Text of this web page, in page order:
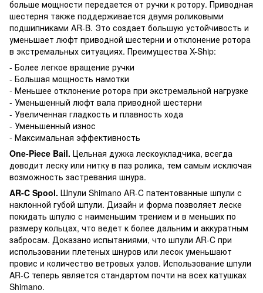
больше мощности передается от ручки к ротору. Приводная
шестерня также поддерживается двумя роликовыми
подшипниками AR-B. Это создает большую устойчивость и
уменьшает люфт приводной шестерни и отклонение ротора
в экстремальных ситуациях. Преимущества X-Ship:
- Более легкое вращение ручки
- Большая мощность намотки
- Меньшее отклонение ротора при экстремальной нагрузке
- Уменьшенный люфт вала приводной шестерни
- Увеличенная гладкость и плавность хода
- Уменьшенный износ
- Максимальная эффективность
One-Piece Bail. Цельная дужка лескоукладчика, всегда
доводит леску или нитку в паз ролика, тем самым исключая
возможность застревания шнура.
AR-C Spool. Шпули Shimano AR-C патентованные шпули с
наклонной губой шпули. Дизайн и форма позволяет леске
покидать шпулю с наименьшим трением и в меньших по
размеру кольцах, что ведет к более дальним и аккуратным
забросам. Доказано испытаниями, что шпули AR-C при
использовании плетеных шнуров или лесок уменьшают
провис и количество ветровых узлов. Использование шпули
AR-C теперь является стандартом почти на всех катушках
Shimano.